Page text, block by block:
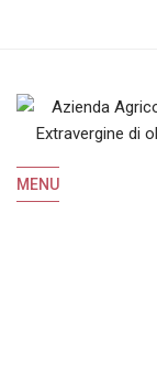
MENU